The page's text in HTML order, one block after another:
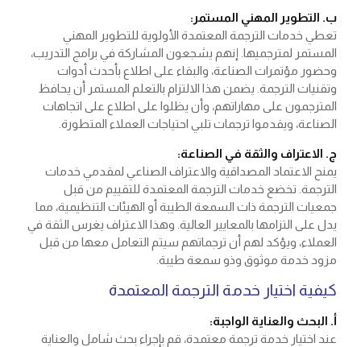
ب. التطوير المهني المستمر:
تعطي خدمات الترجمة المعتمدة الأولوية للتطوير المهني
المستمر لمترجميها. إنهم يشجعون المشاركة في برامج التدريب،
وحضور مؤتمرات الصناعة، والبقاء على اطلاع بأحدث أدوات
وتقنيات الترجمة. يضمن هذا الالتزام بالتعلم المستمر أن يحافظ
المترجمون على مهاراتهم، وأن يظلوا على اطلاع على اتجاهات
الصناعة، ويقدموا ترجمات تلبي احتياجات العملاء المتطورة.
ج. الاعتراف والثقة في الصناعة:
يمنح الاعتماد المصداقية والاعتراف الصناعي لمقدمي خدمات
الترجمة. تخضع خدمات الترجمة المعتمدة للتقييم من قبل
جمعيات الترجمة ذات السمعة الطيبة أو الهيئات التنظيمية، مما
يدل على التزامها بالمعايير العالية. وهذا الاعتراف يغرس الثقة في
العملاء، ويؤكد لهم أن ترجماتهم سيتم التعامل معها من قبل
مزود خدمة موثوق وذو سمعة طيبة.
كيفية اختيار خدمة الترجمة المعتمدة
أ. البحث والعناية الواجبة:
عند اختيار خدمة ترجمة معتمدة، قم بإجراء بحث شامل والعناية